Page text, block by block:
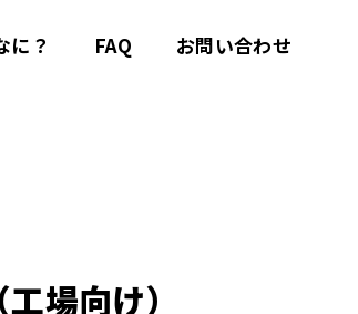
に？ FAQ お問い合わせ
場向け）